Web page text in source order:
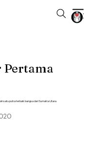
Pertama
satu putra terbaik bangsa dari Sumatra Utara